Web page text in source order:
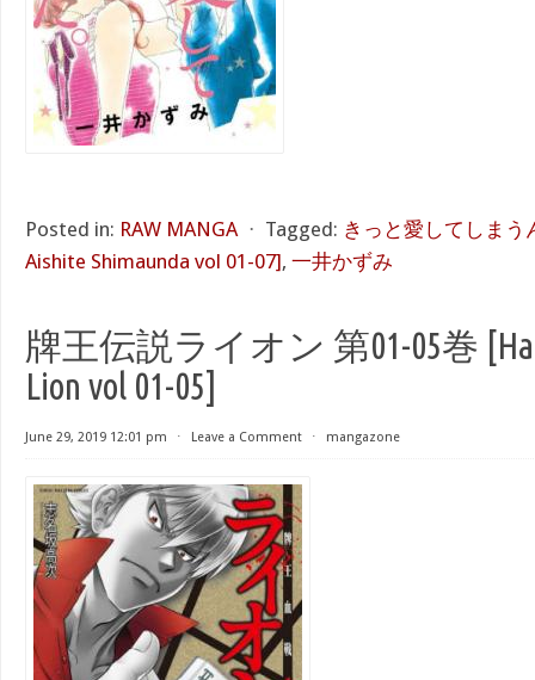
Posted in: RAW MANGA ⋅ Tagged: きっと愛してしま
Aishite Shimaunda vol 01-07], 一井かずみ
牌王伝説ライオン 第01-05巻
Lion vol 01-05]
June 29, 2019 12:01 pm ⋅ Leave a Comment ⋅ mangazone